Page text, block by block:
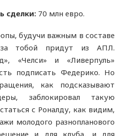
сделки: 70 млн евро.
будучи важным в составе
тобой придут из АПЛ.
«Челси» и «Ливерпуль»
подписать Федерико. Но
как подсказывают
заблокировал такую
с Роналду, как видим,
молодого разнопланового